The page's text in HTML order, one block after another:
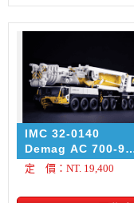
IMC 32-0140
Demag AC 700-9
Aertssen
定 價：NT. 19,400